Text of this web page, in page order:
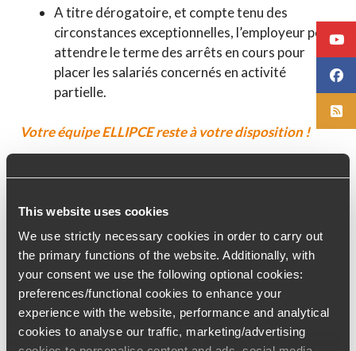
This website uses cookies
We use strictly necessary cookies in order to carry out
the primary functions of the website. Additionally, with
your consent we use the following optional cookies:
preferences/functional cookies to enhance your
experience with the website, performance and analytical
cookies to analyse our traffic, marketing/advertising
A titre dérogatoire, et compte tenu des
circonstances exceptionnelles, l’employeur peut
attendre le terme des arrêts en cours pour
placer les salariés concernés en activité
partielle.
Votre équipe ELLIPCE reste à votre disposition !